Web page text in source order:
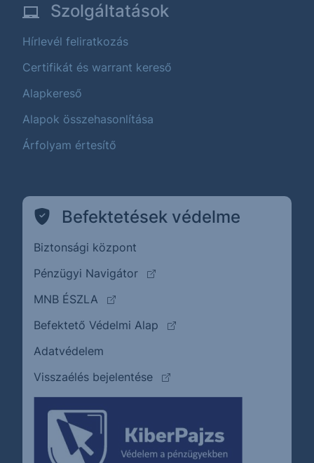
Szolgáltatások
Hírlevél feliratkozás
Certifikát és warrant kereső
Alapkereső
Alapok összehasonlítása
Árfolyam értesítő
Befektetések védelme
Biztonsági központ
Pénzügyi Navigátor
(külső oldalra ugrik)
MNB ÉSZLA
(külső oldalra ugrik)
Befektető Védelmi Alap
(külső oldalra ugrik)
Adatvédelem
Visszaélés bejelentése
(külső oldalra ugrik)